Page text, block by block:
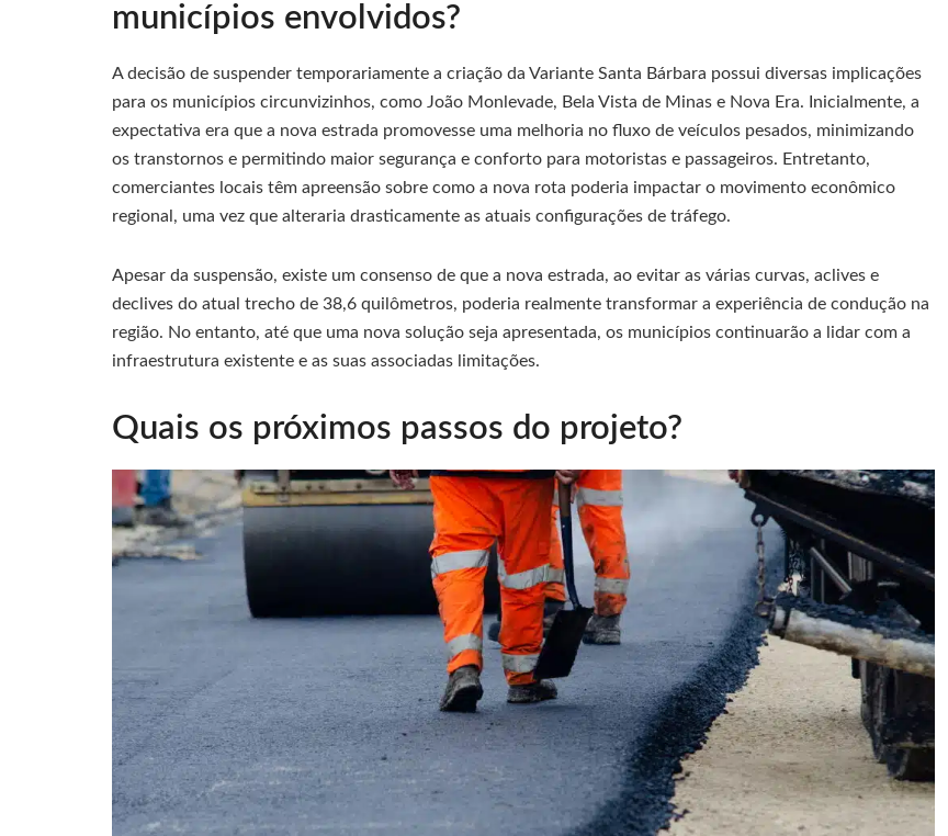
municípios envolvidos?
A decisão de suspender temporariamente a criação da Variante Santa Bárbara possui diversas implicações
para os municípios circunvizinhos, como João Monlevade, Bela Vista de Minas e Nova Era. Inicialmente, a
expectativa era que a nova estrada promovesse uma melhoria no fluxo de veículos pesados, minimizando
os transtornos e permitindo maior segurança e conforto para motoristas e passageiros. Entretanto,
comerciantes locais têm apreensão sobre como a nova rota poderia impactar o movimento econômico
regional, uma vez que alteraria drasticamente as atuais configurações de tráfego.
Apesar da suspensão, existe um consenso de que a nova estrada, ao evitar as várias curvas, aclives e
declives do atual trecho de 38,6 quilômetros, poderia realmente transformar a experiência de condução na
região. No entanto, até que uma nova solução seja apresentada, os municípios continuarão a lidar com a
infraestrutura existente e as suas associadas limitações.
Quais os próximos passos do projeto?